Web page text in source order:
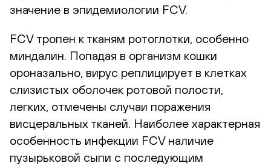
значение в эпидемиологии FCV.
FCV тропен к тканям ротоглотки, особенно
миндалин. Попадая в организм кошки
ороназально, вирус реплицирует в клетках
слизистых оболочек ротовой полости,
легких, отмечены случаи поражения
висцеральных тканей. Наиболее характерная
особенность инфекции FCV наличие
пузырьковой сыпи с последующим